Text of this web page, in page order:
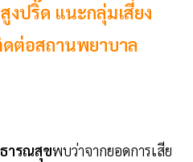
งปริ๊ด แนะกลุ่มเสี่ยง
ต่อสถานพยาบาล
ารณสุขพบว่าจากยอดการเสีย